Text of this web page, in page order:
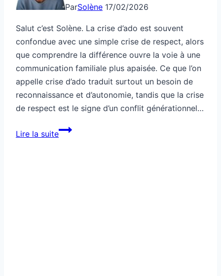
ParSolène 17/02/2026
Salut c’est Solène. La crise d’ado est souvent
confondue avec une simple crise de respect, alors
que comprendre la différence ouvre la voie à une
communication familiale plus apaisée. Ce que l’on
appelle crise d’ado traduit surtout un besoin de
reconnaissance et d’autonomie, tandis que la crise
de respect est le signe d’un conflit générationnel…
Lire la suiteSociété: